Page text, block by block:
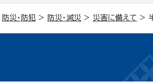
防災・防犯 > 防災・減災 > 災害に備えて >